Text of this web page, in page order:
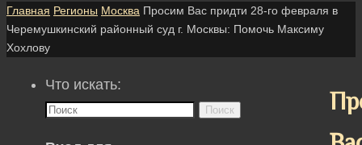
Главная Регионы Москва Просим Вас придти 28-го февраля в
Черемушкинский районный суд г. Москвы: Помочь Максиму
Хохлову
Что искать:
Поиск